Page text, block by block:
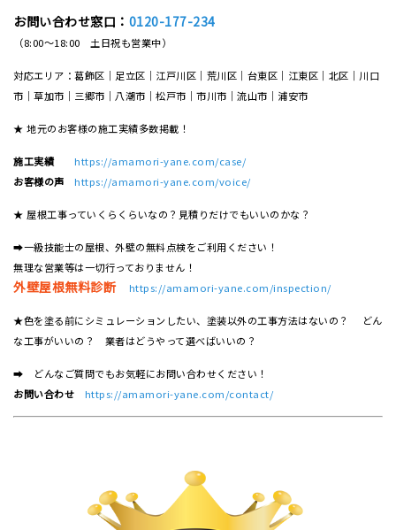
お問い合わせ窓口： 0120-177-234
（8:00～18:00 土日祝も営業中）
対応エリア：葛飾区｜足立区｜江戸川区｜荒川区｜台東区｜江東区｜北区｜川口
市｜草加市｜三郷市｜八潮市｜松⼾市｜市川市｜流⼭市｜浦安市
★ 地元のお客様の施工実績多数掲載！
施工実績
https://amamori-yane.com/case/
お客様の声
https://amamori-yane.com/voice/
★ 屋根工事っていくらくらいなの？見積りだけでもいいのかな？
➡一級技能士の屋根、外壁の無料点検をご利用ください！
無理な営業等は一切行っておりません！
外壁屋根無料診断 https://amamori-yane.com/inspection/
★色を塗る前にシミュレーションしたい、塗装以外の工事方法はないの？ どん
な工事がいいの？ 業者はどうやって選べばいいの？
➡ どんなご質問でもお気軽にお問い合わせください！
お問い合わせ
https://amamori-yane.com/contact/